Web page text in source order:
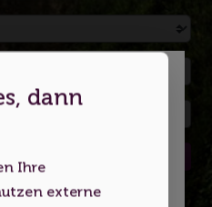
für
Website nutzen,
dann
Ihre
externe